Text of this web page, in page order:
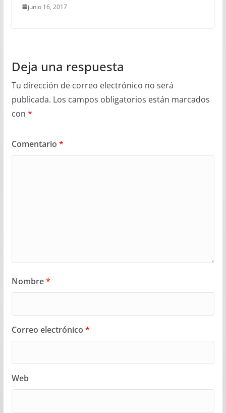
junio 16, 2017
Deja una respuesta
Tu dirección de correo electrónico no será
publicada. Los campos obligatorios están marcados
con *
Comentario *
Nombre*
Correo electrónico *
Web